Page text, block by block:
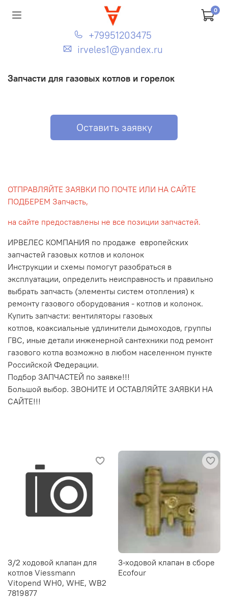
0
+79951203475
irveles1@yandex.ru
Запчасти для газовых котлов и горелок
Оставить заявку
ОТПРАВЛЯЙТЕ ЗАЯВКИ ПО ПОЧТЕ ИЛИ НА САЙТЕ
ПОДБЕРЕМ Запчасть,
на сайте предоставлены не все позиции запчастей.
ИРВЕЛЕС КОМПАНИЯ по продаже европейских
запчастей газовых котлов и колонок
Инструкции и схемы помогут разобраться в
эксплуатации, определить неисправность и правильно
выбрать запчасть (элементы систем отопления) к
ремонту газового оборудования - котлов и колонок.
Купить запчасти: вентиляторы газовых
котлов, коаксиальные удлинители дымоходов, группы
ГВС, иные детали инженерной сантехники под ремонт
газового котла возможно в любом населенном пункте
Российской Федерации.
Подбор ЗАПЧАСТЕЙ по заявке!!!
Большой выбор. ЗВОНИТЕ И ОСТАВЛЯЙТЕ ЗАЯВКИ НА
САЙТЕ!!!
3/2 ходовой клапан для
котлов Viessmann
Vitopend WH0, WHE, WB2
7819877
3-ходовой клапан в сборе
Ecofour